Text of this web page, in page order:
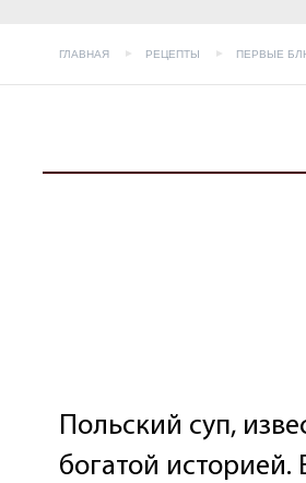
ГЛАВНАЯ РЕЦЕПТЫ ПЕРВЫЕ
Польский суп,
богатой историей.